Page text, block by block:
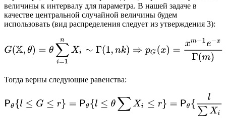
величины к интервалу для параметра. В нашей задаче в
качестве центральной случайной величины будем
использовать (вид распределения следует из утверждения 3):
Тогда верны следующие равенства: